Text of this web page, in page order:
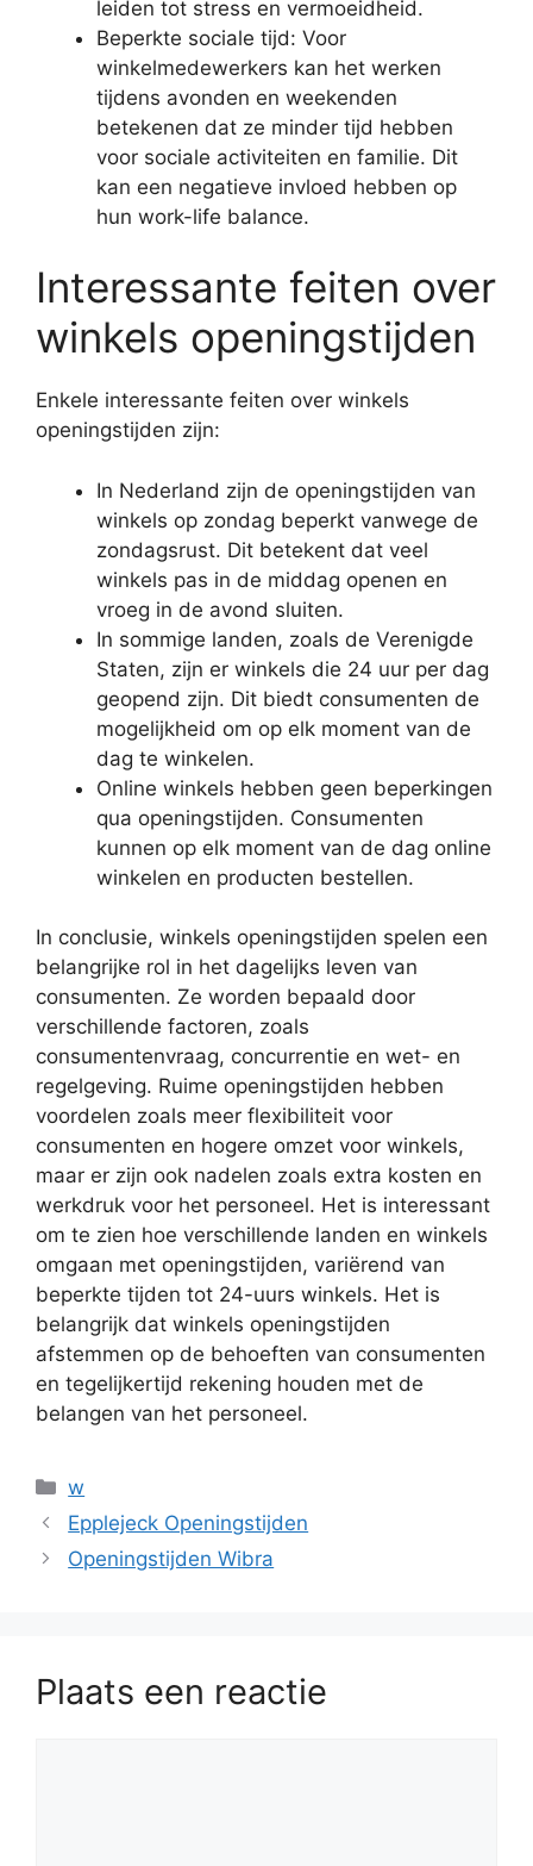
leiden tot stress en vermoeidheid.
Beperkte sociale tijd: Voor
winkelmedewerkers kan het werken
tijdens avonden en weekenden
betekenen dat ze minder tijd hebben
voor sociale activiteiten en familie. Dit
kan een negatieve invloed hebben op
hun work-life balance.
Interessante feiten over
winkels openingstijden
Enkele interessante feiten over winkels
openingstijden zijn:
In Nederland zijn de openingstijden van
winkels op zondag beperkt vanwege de
zondagsrust. Dit betekent dat veel
winkels pas in de middag openen en
vroeg in de avond sluiten.
In sommige landen, zoals de Verenigde
Staten, zijn er winkels die 24 uur per dag
geopend zijn. Dit biedt consumenten de
mogelijkheid om op elk moment van de
dag te winkelen.
Online winkels hebben geen beperkingen
qua openingstijden. Consumenten
kunnen op elk moment van de dag online
winkelen en producten bestellen.
In conclusie, winkels openingstijden spelen een
belangrijke rol in het dagelijks leven van
consumenten. Ze worden bepaald door
verschillende factoren, zoals
consumentenvraag, concurrentie en wet- en
regelgeving. Ruime openingstijden hebben
voordelen zoals meer flexibiliteit voor
consumenten en hogere omzet voor winkels,
maar er zijn ook nadelen zoals extra kosten en
werkdruk voor het personeel. Het is interessant
om te zien hoe verschillende landen en winkels
omgaan met openingstijden, variërend van
beperkte tijden tot 24-uurs winkels. Het is
belangrijk dat winkels openingstijden
afstemmen op de behoeften van consumenten
en tegelijkertijd rekening houden met de
belangen van het personeel.
Categorieën
w
Epplejeck Openingstijden
Openingstijden Wibra
Plaats een reactie